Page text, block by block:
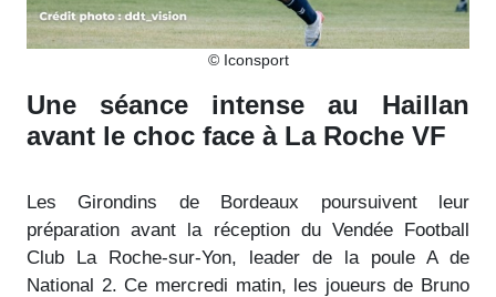
© Iconsport
Une séance intense au Haillan
avant le choc face à La Roche VF
Les Girondins de Bordeaux poursuivent leur
préparation avant la réception du Vendée Football
Club La Roche-sur-Yon, leader de la poule A de
National 2. Ce mercredi matin, les joueurs de Bruno